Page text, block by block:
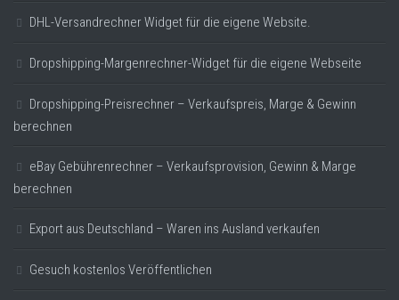
DHL-Versandrechner Widget für die eigene Website.
Dropshipping-Margenrechner-Widget für die eigene Webseite
Dropshipping-Preisrechner – Verkaufspreis, Marge & Gewinn
berechnen
eBay Gebührenrechner – Verkaufsprovision, Gewinn & Marge
berechnen
Export aus Deutschland – Waren ins Ausland verkaufen
Gesuch kostenlos Veröffentlichen